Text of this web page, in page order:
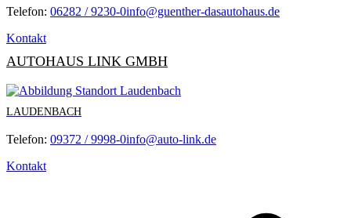
Telefon: 06282 / 9230-0info@guenther-dasautohaus.de
Kontakt
AUTOHAUS LINK GMBH
LAUDENBACH
Telefon: 09372 / 9998-0info@auto-link.de
Kontakt